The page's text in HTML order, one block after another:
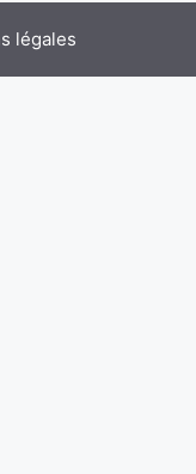
légales